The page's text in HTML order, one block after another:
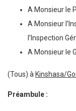
A Monsieur le
A Monsieur
l’Inspection
A Monsieur le
(Tous) à Kinshasa/
Préambule :